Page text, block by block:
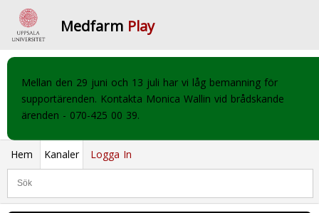
Medfarm Play
Mellan den 29 juni och 13 juli har vi låg bemanning för
supportärenden. Kontakta Monica Wallin vid brådskande
ärenden - 070-425 00 39.
Hem Kanaler Logga In